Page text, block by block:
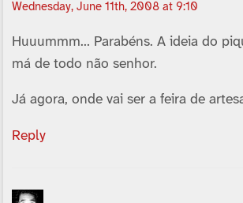
Wednesday, June 11th, 2008 at 9:10
Huuummm… Parabéns. A ideia do
má de todo não senhor.
Já agora, onde vai ser a feira de
Reply